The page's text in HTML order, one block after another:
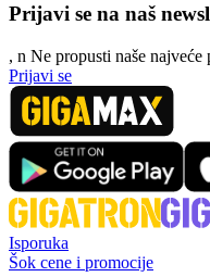
Prijavi se na naš
, n Ne propusti naše najveće
Prijavi se
Isporuka
Šok cene i promocije